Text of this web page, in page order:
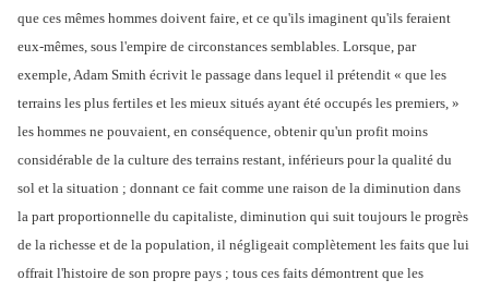
que ces mêmes hommes doivent faire, et ce qu'ils imaginent qu'ils feraient
eux-mêmes, sous l'empire de circonstances semblables. Lorsque, par
exemple, Adam Smith écrivit le passage dans lequel il prétendit « que les
terrains les plus fertiles et les mieux situés ayant été occupés les premiers, »
les hommes ne pouvaient, en conséquence, obtenir qu'un profit moins
considérable de la culture des terrains restant, inférieurs pour la qualité du
sol et la situation ; donnant ce fait comme une raison de la diminution dans
la part proportionnelle du capitaliste, diminution qui suit toujours le progrès
de la richesse et de la population, il négligeait complètement les faits que lui
offrait l'histoire de son propre pays ; tous ces faits démontrent que les